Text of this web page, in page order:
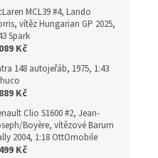
MCL39 #4, Lando
vítěz Hungarian GP 2025,
Spark
Kč
148 autojeřáb, 1975, 1:43
Kč
Clio S1600 #2, Jean-
Boyère, vítězové Barum
2004, 1:18 OttOmobile
Kč